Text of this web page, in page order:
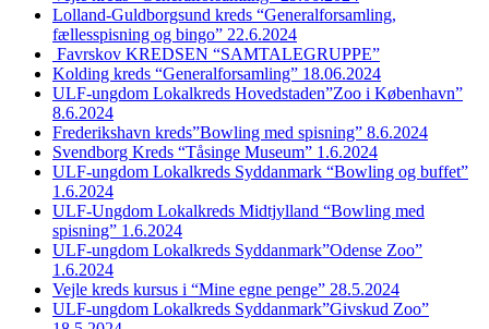
Lolland-Guldborgsund kreds “Generalforsamling,
fællesspisning og bingo” 22.6.2024
Favrskov KREDSEN “SAMTALEGRUPPE”
Kolding kreds “Generalforsamling” 18.06.2024
ULF-ungdom Lokalkreds Hovedstaden”Zoo i København”
8.6.2024
Frederikshavn kreds”Bowling med spisning” 8.6.2024
Svendborg Kreds “Tåsinge Museum” 1.6.2024
ULF-ungdom Lokalkreds Syddanmark “Bowling og buffet”
1.6.2024
ULF-Ungdom Lokalkreds Midtjylland “Bowling med
spisning” 1.6.2024
ULF-ungdom Lokalkreds Syddanmark”Odense Zoo”
1.6.2024
Vejle kreds kursus i “Mine egne penge” 28.5.2024
ULF-ungdom Lokalkreds Syddanmark”Givskud Zoo”